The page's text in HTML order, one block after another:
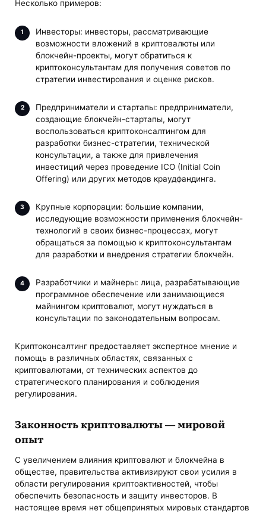
Несколько примеров:
Инвесторы: инвесторы, рассматривающие
возможности вложений в криптовалюты или
блокчейн-проекты, могут обратиться к
криптоконсультантам для получения советов по
стратегии инвестирования и оценке рисков.
Предприниматели и стартапы: предприниматели,
создающие блокчейн-стартапы, могут
воспользоваться криптоконсалтингом для
разработки бизнес-стратегии, технической
консультации, а также для привлечения
инвестиций через проведение ICO (Initial Coin
Offering) или других методов краудфандинга.
Крупные корпорации: большие компании,
исследующие возможности применения блокчейн-
технологий в своих бизнес-процессах, могут
обращаться за помощью к криптоконсультантам
для разработки и внедрения стратегии блокчейн.
Разработчики и майнеры: лица, разрабатывающие
программное обеспечение или занимающиеся
майнингом криптовалют, могут нуждаться в
консультации по законодательным вопросам.
Криптоконсалтинг предоставляет экспертное мнение и
помощь в различных областях, связанных с
криптовалютами, от технических аспектов до
стратегического планирования и соблюдения
регулирования.
Законность криптовалюты — мировой
опыт
С увеличением влияния криптовалют и блокчейна в
обществе, правительства активизируют свои усилия в
области регулирования криптоактивностей, чтобы
обеспечить безопасность и защиту инвесторов. В
настоящее время нет общепринятых мировых стандартов